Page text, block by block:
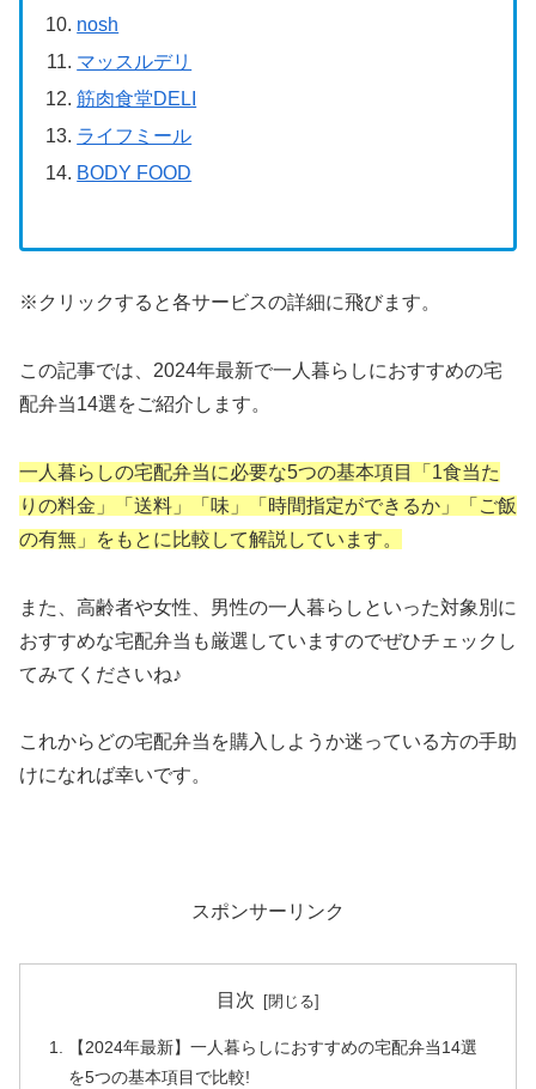
nosh
マッスルデリ
筋肉食堂DELI
ライフミール
BODY FOOD
※クリックすると各サービスの詳細に飛びます。
この記事では、2024年最新で一人暮らしにおすすめの宅
配弁当14選をご紹介します。
一人暮らしの宅配弁当に必要な5つの基本項目「1食当た
りの料金」「送料」「味」「時間指定ができるか」「ご飯
の有無」をもとに比較して解説しています。
また、高齢者や女性、男性の一人暮らしといった対象別に
おすすめな宅配弁当も厳選していますのでぜひチェックし
てみてくださいね♪
これからどの宅配弁当を購入しようか迷っている方の手助
けになれば幸いです。
スポンサーリンク
目次
【2024年最新】一人暮らしにおすすめの宅配弁当14選
を5つの基本項目で比較!